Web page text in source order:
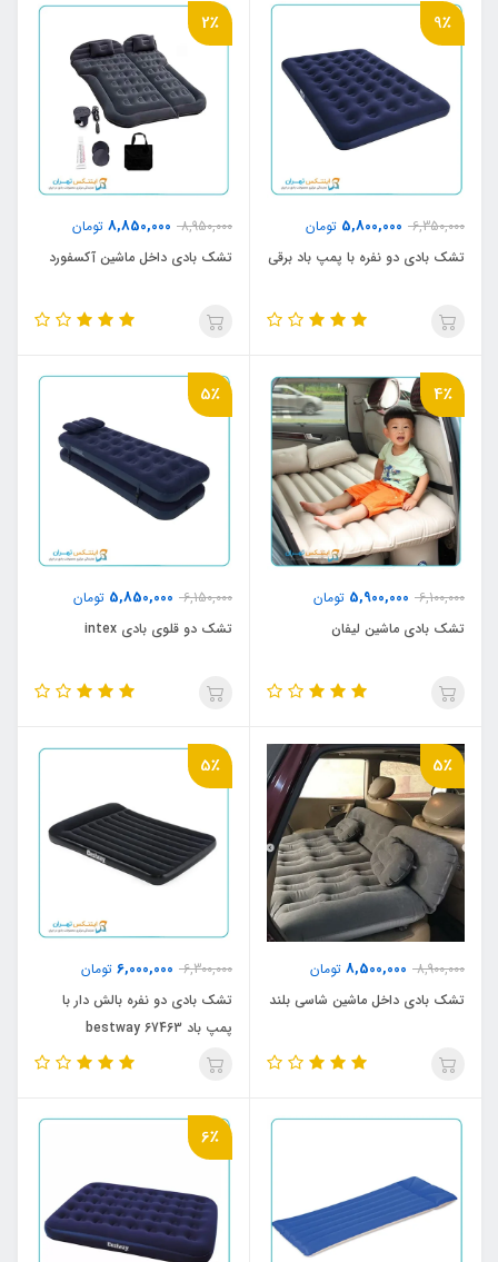
9٪
6,350,000
5,800,000 تومان
تشک بادی دو نفره با پمپ باد برقی
2٪
8,950,000
8,850,000 تومان
تشک بادی داخل ماشین آکسفورد
4٪
6,100,000
5,900,000 تومان
تشک بادی ماشین لیفان
5٪
6,150,000
5,850,000 تومان
تشک دو قلوی بادی intex
5٪
8,900,000
8,500,000 تومان
تشک بادی داخل ماشین شاسی بلند
5٪
6,300,000
6,000,000 تومان
تشک بادی دو نفره بالش دار با
پمپ باد bestway 67463
6٪